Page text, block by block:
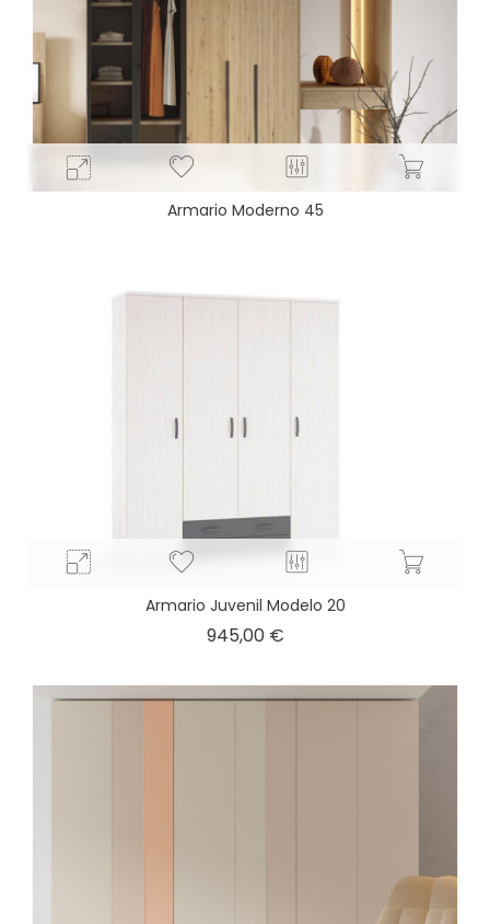
Armario Moderno 45
Armario Juvenil Modelo 20
945,00 €Precio